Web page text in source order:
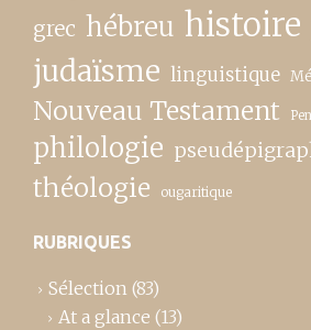
grec hébreu histoire
judaïsme linguistique
Nouveau Testament
philologie
théologie ougaritique
RUBRIQUES
Sélection (83)
At a glance (13)